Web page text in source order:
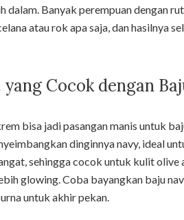
dalam. Banyak perempuan dengan
atau rok apa saja, dan hasilnya
Cocok dengan
bisa jadi pasangan manis untuk
dinginnya navy, ideal
sehingga cocok untuk kulit olive
glowing. Coba bayangkan baju
untuk akhir pekan.